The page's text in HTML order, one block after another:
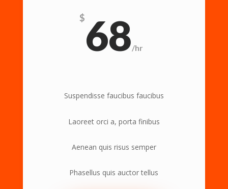
$68/hr
Suspendisse faucibus faucibus
Laoreet orci a, porta finibus
Aenean quis risus semper
Phasellus quis auctor tellus